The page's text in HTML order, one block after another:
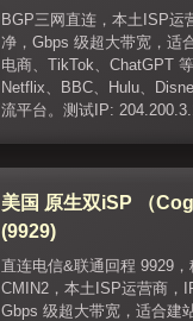
BGP三网直连，本土ISP运
净，Gbps 级超大带宽，适
电商、TikTok、ChatGPT
Netflix、BBC、Hulu、
流平台。测试IP:
美国 原生双iSP （
(9929)
直连电信&联通回程 9929，
CMIN2，本土ISP运营商，
Gbps 级超大带宽，适合建